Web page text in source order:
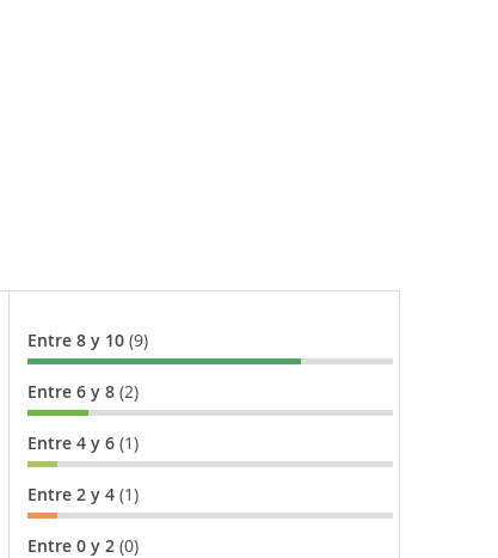
Entre 8 y 10 (9)
Entre 6 y 8 (2)
Entre 4 y 6 (1)
Entre 2 y 4 (1)
Entre 0 y 2 (0)